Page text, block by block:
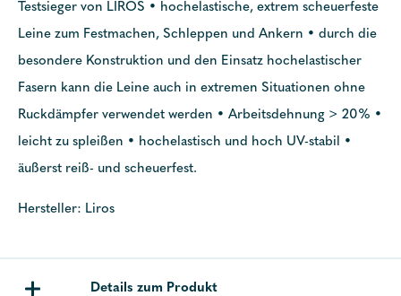
Testsieger von LIROS • hochelastische, extrem scheuerfeste
Leine zum Festmachen, Schleppen und Ankern • durch die
besondere Konstruktion und den Einsatz hochelastischer
Fasern kann die Leine auch in extremen Situationen ohne
Ruckdämpfer verwendet werden • Arbeitsdehnung > 20% •
leicht zu spleißen • hochelastisch und hoch UV-stabil •
äußerst reiß- und scheuerfest.
Hersteller: Liros
Details zum Produkt